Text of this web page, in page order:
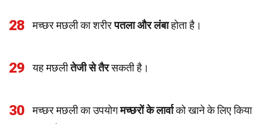
28 मच्छर मछली का शरीरपतला और लंबाहोता है।
29 यह मछलीतेजी से तैरसकती है।
30 मच्छर मछली का उपयोगमच्छरों के लार्वाको खाने के लिए किया